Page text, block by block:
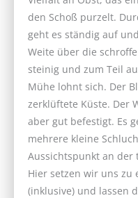
den Schoß purzelt.
geht es ständig auf
Weite über die
steinig und zum Teil
Mühe lohnt sich. Der
zerklüftete Küste. Der
aber gut befestigt. Es
mehrere kleine
Aussichtspunkt an der
Hier setzen wir uns zu
(inklusive) und lassen